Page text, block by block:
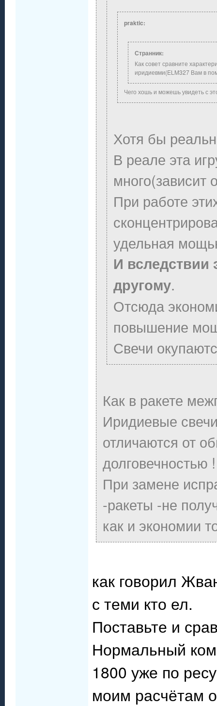
praktic:
Странник:
Как совет сравните
иридиевми(ELM327 Вам в
Чего хошь и можешь увидеть с
Хотя бы
В реале эта
много(зависит
При работе
удельная
И вследствии
другому.
Отсюда
повышение
Свечи
Как в ракете
Иридиевые
отличаются от
долговечностью !
При замене
-ракеты -не
как и экономии
как говорил
с теми кто ел.
Поставьте и
Нормальный
1800 уже по
моим расчётам